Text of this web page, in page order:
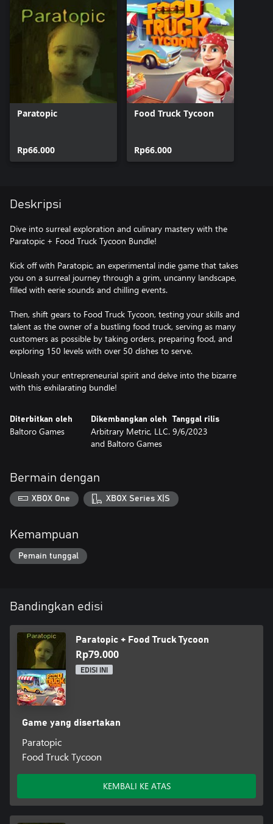
Paratopic
Rp66.000
Food Truck Tycoon
Rp66.000
Deskripsi
Dive into surreal exploration and culinary mastery with the
Paratopic + Food Truck Tycoon Bundle!
Kick off with Paratopic, an experimental indie game that takes
you on a surreal journey through a grim, uncanny landscape,
filled with eerie sounds and chilling events.
Then, shift gears to Food Truck Tycoon, testing your skills and
talent as the owner of a bustling food truck, serving as many
customers as possible by taking orders, preparing food, and
exploring 150 levels with over 50 dishes to serve.
Unleash your entrepreneurial spirit and delve into the bizarre
Diterbitkan oleh
Baltoro Games
Dikembangkan oleh
Arbitrary Metric, LLC.
and Baltoro Games
Tanggal rilis
9/6/2023
Bermain dengan
XBOX One XBOX Series X|S
Kemampuan
Pemain tunggal
Bandingkan edisi
Paratopic + Food Truck Tycoon
Rp79.000
EDISI INI
Game yang disertakan
Paratopic
Food Truck Tycoon
KEMBALI KE ATAS